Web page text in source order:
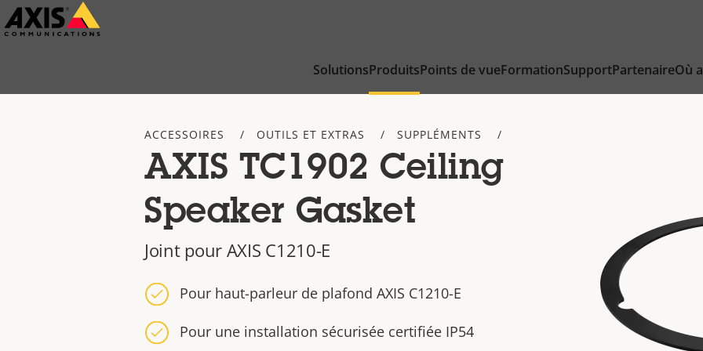
Passer
au
SolutionsProduitsPoints de vueFormationSupportPartenaireOù
ACCESSOIRES OUTILS ET EXTRAS SUPPLÉMENTS
AXIS TC1902 Ceiling
Speaker Gasket
Joint pour AXIS C1210-E
Pour haut-parleur de plafond AXIS C1210-E
Pour une installation sécurisée certifiée IP54